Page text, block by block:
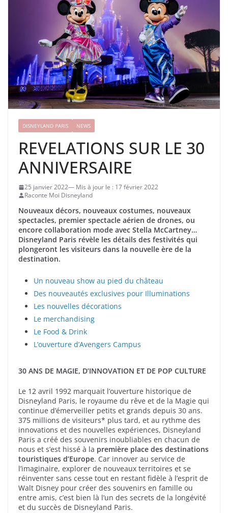
DISNEYLAND PARIS NEWS
REVELATIONS SUR LE 30
ANNIVERSAIRE
25 janvier 2022
17 février 2022
Raconte Moi Disneyland
Nouveaux décors, nouveaux costumes, nouveaux
spectacles, premier spectacle aérien de drones, ou
encore collaboration mode avec Stella McCartney…
Disneyland Paris révèle les détails des festivités qui
plongeront les visiteurs dans la nouvelle ère de la
destination.
Un nouveau show au pied du château
Des nouveautés exclusives pour Illuminations
Les nouvelles décorations
Le merchandising
Le Food & Drink
L’ouverture d’Avengers Campus
30 ANS DE MAGIE, D’INNOVATION ET DE POP CULTURE
Le 12 avril 1992 marquait l’ouverture historique de
Disneyland Paris, le royaume du rêve et de la Magie qui
continue d’émerveiller petits et grands depuis 30 ans.
375 millions de visiteurs* plus tard, et au rythme des
innovations et des nouvelles expériences, Disneyland
Paris a créé des souvenirs inoubliables en chacun de
nous et s’est hissé à la première place des destinations
touristiques d’Europe. Car innover au service de
l’imaginaire, explorer de nouveaux territoires et se
réinventer sans cesse tout en restant fidèle à l’esprit de
Walt Disney pour créer des souvenirs en famille ou
entre amis, c’est bien là l’un des secrets de la longévité
et du succès de Disneyland Paris.